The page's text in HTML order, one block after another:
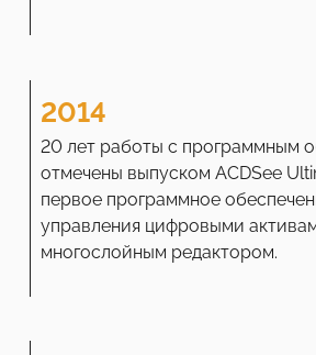
2014
20 лет работы с программным
отмечены выпуском ACDSee
первое программное
управления цифровыми
многослойным редактором.